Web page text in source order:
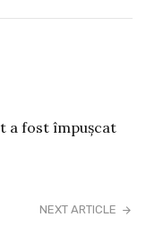
a fost împușcat
NEXT ARTICLE